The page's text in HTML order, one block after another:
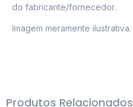
do fabricante/fornecedor.
Imagem meramente ilustrativa.
Produtos Relacionados